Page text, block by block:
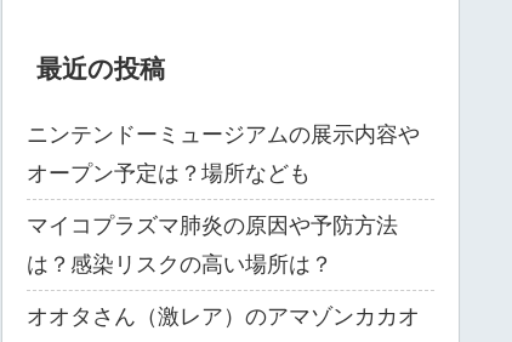
最近の投稿
ニンテンドーミュージアムの展示内容や
オープン予定は？場所なども
マイコプラズマ肺炎の原因や予防方法
は？感染リスクの高い場所は？
オオタさん（激レア）のアマゾンカカオ